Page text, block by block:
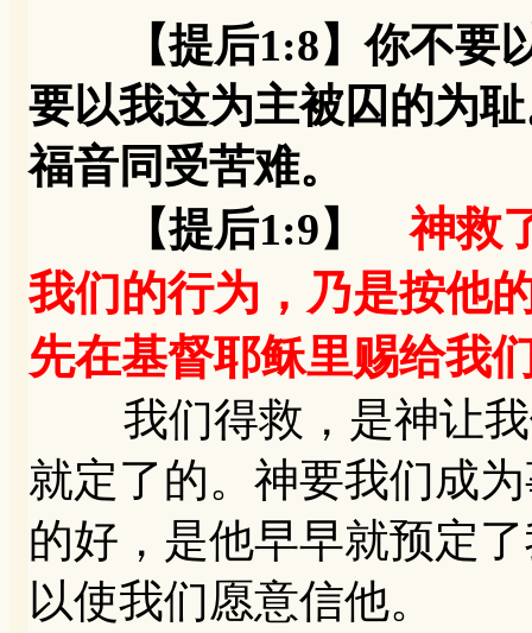
【提后1:8】你不
要以我这为主被囚的为
福音同受苦难。
【提后1:9】神救
我们的行为，乃是按他
先在基督耶稣里赐给我
我们得救，是神让我
就定了的。神要我们成
的好，是他早早就预定
以使我们愿意信他。